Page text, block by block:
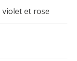
violet et rose